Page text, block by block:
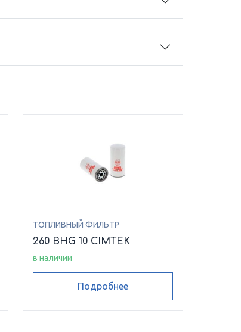
ТОПЛИВНЫЙ ФИЛЬТР
260 BHG 10 CIMTEK
в наличии
Подробнее